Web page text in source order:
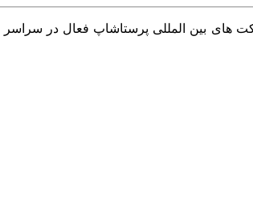
های بین المللی پرستاشاپ فعال در سراسر